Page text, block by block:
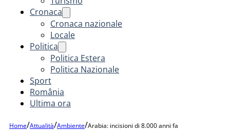
Cronaca
Cronaca nazionale
Locale
Politica
Politica Estera
Politica Nazionale
Sport
România
Ultima ora
Home/Attualità/Ambiente/Arabia: incisioni di 8.000 anni fa